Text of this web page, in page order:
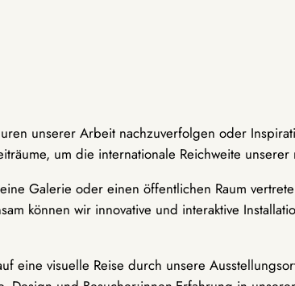
unserer Arbeit nachzuverfolgen oder
um die internationale Reichweite
Galerie oder einen öffentlichen Raum
können wir innovative und interaktive
eine visuelle Reise durch unsere